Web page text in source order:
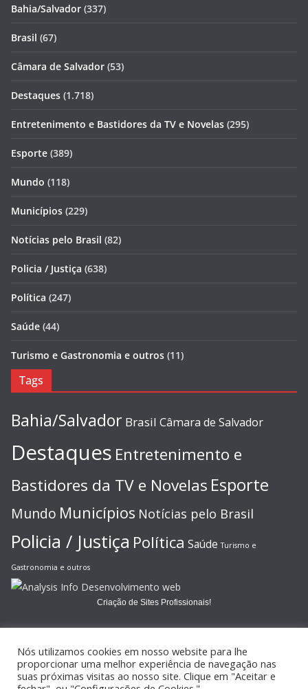
Bahia/Salvador (337)
Brasil (67)
Câmara de Salvador (53)
Destaques (1.718)
Entretenimento e Bastidores da TV e Novelas (295)
Esporte (389)
Mundo (118)
Municípios (229)
Notícias pelo Brasil (82)
Policia / Justiça (638)
Política (247)
Saúde (44)
Turismo e Gastronomia e outros (11)
Tags
Bahia/Salvador Brasil Câmara de Salvador
Destaques Entretenimento e
Bastidores da TV e Novelas Esporte
Mundo Municípios Notícias pelo Brasil
Policia / Justiça Política Saúde Turismo e
Gastronomia e outros
Criação de Sites Profissionais!
Nós utilizamos cookies em nosso website para lhe
proporcionar uma melhor experiência de navegação nas
suas próximas visitas ao nosso site. Clique em "Aceitar e